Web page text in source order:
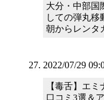
大分・中部国
しての弾丸移
朝からレンタ
2022/07/29
【毒舌】エ
口コミ3選＆